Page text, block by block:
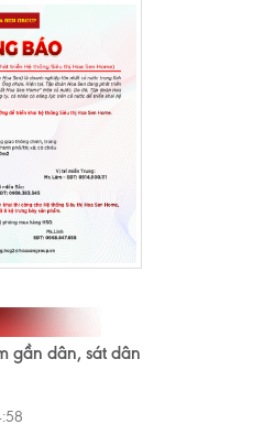
gần dân, sát dân